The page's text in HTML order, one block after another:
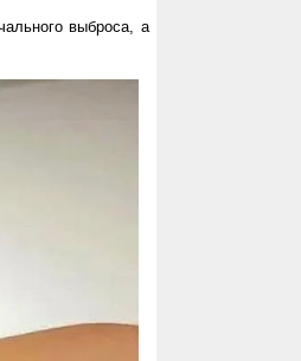
выброса, а